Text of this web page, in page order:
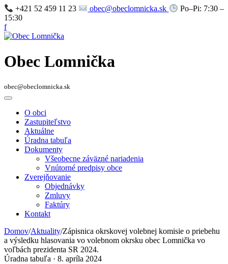
+421 52 459 11 23 obec@obeclomnicka.sk
Po–Pi: 7:30 –
15:30
f
Obec Lomnička
obec@obeclomnicka.sk
O obci
Zastupiteľstvo
Aktuálne
Úradna tabuľa
Dokumenty
Všeobecne záväzné nariadenia
Vnútorné predpisy obce
Zverejňovanie
Objednávky
Zmluvy
Faktúry
Kontakt
Domov/Aktuality/Zápisnica okrskovej volebnej komisie o priebehu
a výsledku hlasovania vo volebnom okrsku obec Lomnička vo
voľbách prezidenta SR 2024.
Úradna tabuľa · 8. apríla 2024